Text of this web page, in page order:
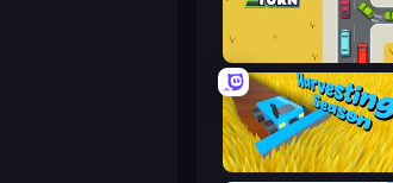
Harvesting Season